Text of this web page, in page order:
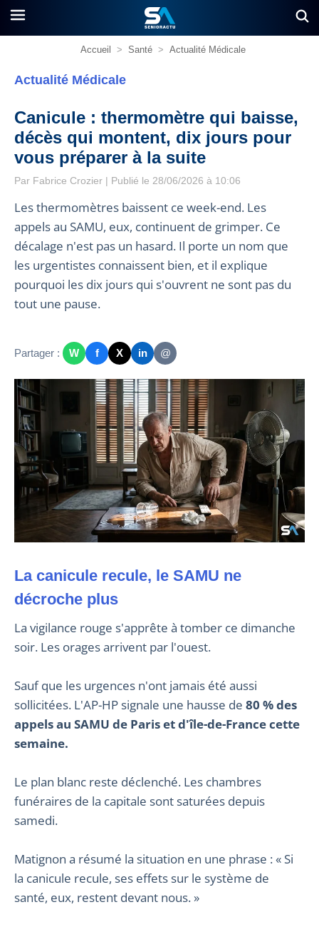
Accueil > Santé > Actualité Médicale
Actualité Médicale
Canicule : thermomètre qui baisse,
décès qui montent, dix jours pour
vous préparer à la suite
Par Fabrice Crozier | Publié le 28/06/2026 à 10:06
Les thermomètres baissent ce week-end. Les
appels au SAMU, eux, continuent de grimper. Ce
décalage n'est pas un hasard. Il porte un nom que
les urgentistes connaissent bien, et il explique
pourquoi les dix jours qui s'ouvrent ne sont pas du
tout une pause.
Partager : W f X in @
La canicule recule, le SAMU ne
décroche plus
La vigilance rouge s'apprête à tomber ce dimanche
soir. Les orages arrivent par l'ouest.
Sauf que les urgences n'ont jamais été aussi
sollicitées. L'AP-HP signale une hausse de 80 % des
appels au SAMU de Paris et d'île-de-France cette
semaine.
Le plan blanc reste déclenché. Les chambres
funéraires de la capitale sont saturées depuis
samedi.
Matignon a résumé la situation en une phrase : « Si
la canicule recule, ses effets sur le système de
santé, eux, restent devant nous. »